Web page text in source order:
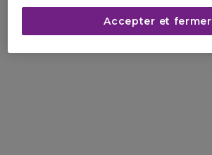
Accepter et fermer